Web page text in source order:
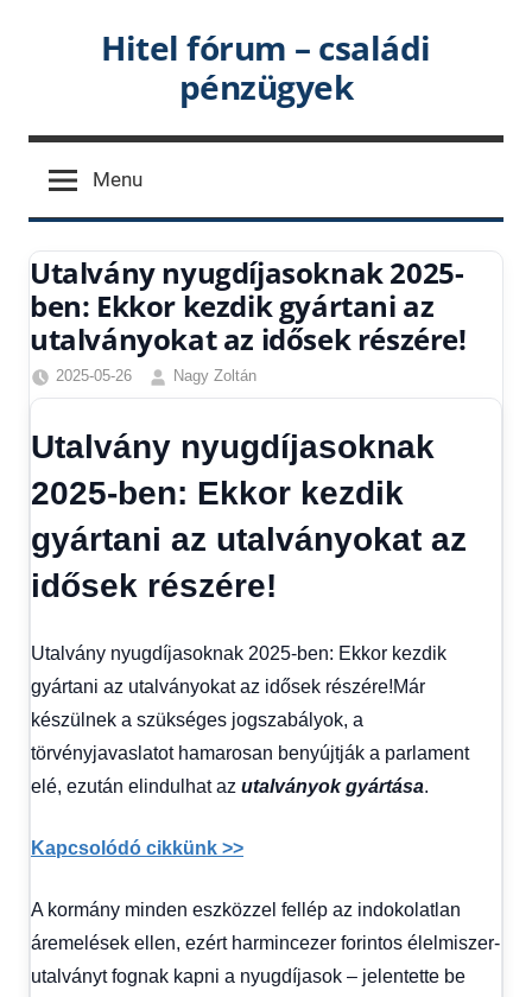
Hitel fórum – családi
pénzügyek
Menu
Utalvány nyugdíjasoknak 2025-
ben: Ekkor kezdik gyártani az
utalványokat az idősek részére!
2025-05-26
Nagy Zoltán
Egyéb,
hírek,
Gazdaság
Hírek ,
Hírek
kézből
Utalvány nyugdíjasoknak
2025-ben: Ekkor kezdik
gyártani az utalványokat az
idősek részére!
Utalvány nyugdíjasoknak 2025-ben: Ekkor kezdik
gyártani az utalványokat az idősek részére!Már
készülnek a szükséges jogszabályok, a
törvényjavaslatot hamarosan benyújtják a parlament
elé, ezután elindulhat az utalványok gyártása.
Kapcsolódó cikkünk >>
A kormány minden eszközzel fellép az indokolatlan
áremelések ellen, ezért harmincezer forintos élelmiszer-
utalványt fognak kapni a nyugdíjasok – jelentette be